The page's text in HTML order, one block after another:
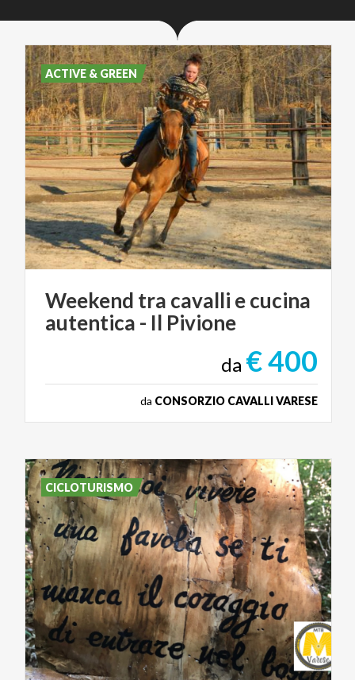
Weekend tra cavalli ecucina
autentica - Il Pivione
da € 400
da CONSORZIO CAVALLI VARESE
ACTIVE & GREEN
CICLOTURISMO